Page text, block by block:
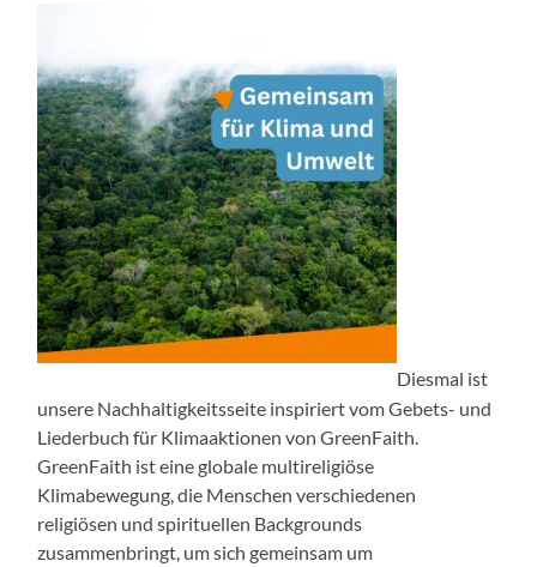
Diesmal ist
unsere Nachhaltigkeitsseite inspiriert vom Gebets- und
Liederbuch für Klimaaktionen von GreenFaith.
GreenFaith ist eine globale multireligiöse
Klimabewegung, die Menschen verschiedenen
religiösen und spirituellen Backgrounds
zusammenbringt, um sich gemeinsam um